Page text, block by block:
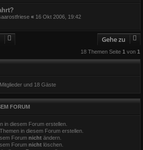
« 16 Okt 2006, 19:42
Gehe zu
18 Themen Seite 1 von 1
und 18 Gäste
FORUM
in diesem Forum erstellen.
in diesem Forum erstellen.
Forum nicht ändern.
Forum nicht löschen.